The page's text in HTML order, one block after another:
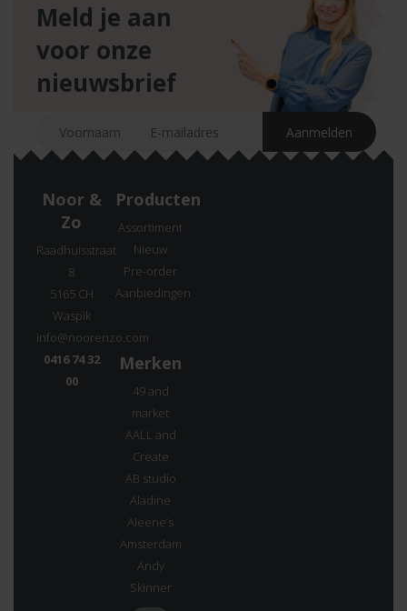
Meld je aan
voor onze
nieuwsbrief
Noor &
Zo
Raadhuisstraat
8
5165 CH
Waspik
info@noorenzo.com
0416 74 32
00
Producten
Assortiment
Nieuw
Pre-order
Aanbiedingen
Merken
49 and
market
AALL and
Create
AB studio
Aladine
Aleene’s
Amsterdam
Andy
Skinner